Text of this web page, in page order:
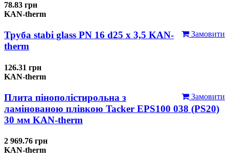
78.83 грн
KAN-therm
Замовити
Труба stabi glass PN 16 d25 х 3,5 KAN-
therm
126.31 грн
KAN-therm
Замовити
Плита пінополістирольна з
ламінованою плівкою Tacker EPS100 038 (PS20)
30 мм KAN-therm
2 969.76 грн
KAN-therm